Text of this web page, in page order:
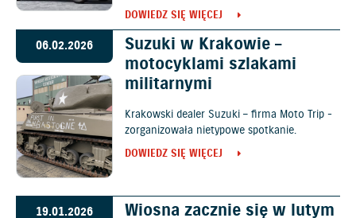
DOWIEDZ SIĘ WIĘCEJ
06.02.2026
Suzuki w Krakowie –
motocyklami szlakami
militarnymi
Krakowski dealer Suzuki – firma Moto Trip -
zorganizowała nietypowe spotkanie.
DOWIEDZ SIĘ WIĘCEJ
19.01.2026
Wiosna zacznie się w lutym